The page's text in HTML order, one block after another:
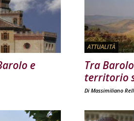
e
ATTUALITÀ
Tra
territorio
Di Massimiliano